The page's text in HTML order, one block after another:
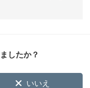
したか？
いいえ